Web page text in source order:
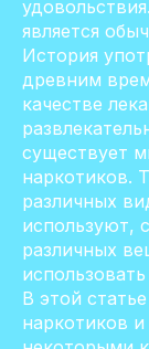
является
История
древним
качестве
существует
наркотиков.
различных
используют,
различных
В этой
наркотиков